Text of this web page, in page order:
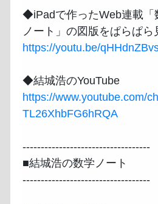
◆iPadで作ったWeb連載「
https://youtu.be/
https://www.youtube.com/
TL26XhbFG6hRQA
-----------------------------------
■結城浩の数学ノート
-----------------------------------